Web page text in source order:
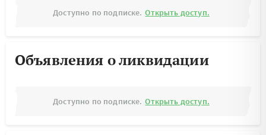
Доступно по подписке. Открыть доступ.
Объявления о ликвидации
Доступно по подписке. Открыть доступ.